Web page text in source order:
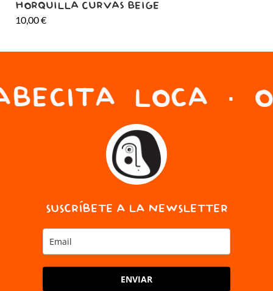
HORQUILLA CURVAS BEIGE
10,00€
LOCA ·
SUSCRÍBETE A LA NEWSLETTER
ENVIAR